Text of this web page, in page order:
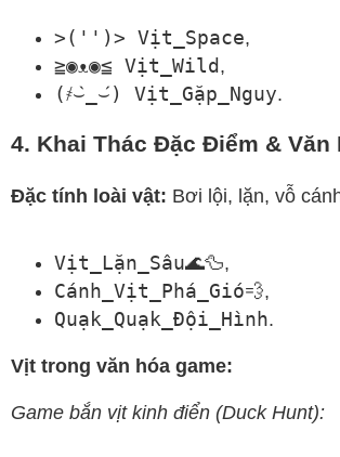
>('')> Vịt_Space,
≧◉ᴥ◉≦ Vịt_Wild ,
(҂⌣̀_⌣́) Vịt_Gặp_Nguy.
4. Khai Thác Đặc Điểm & Văn
Đặc tính loài vật: Bơi lội, lặn, vỗ
Vịt_Lặn_Sâu🌊🦆,
Cánh_Vịt_Phá_Gió💨,
Quạk_Quạk_Đội_Hình.
Vịt trong văn hóa game:
Game bắn vịt kinh điển (Duck Hunt):